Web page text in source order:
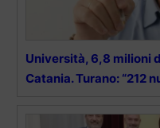
Università, 6,8 milioni
Catania. Turano: “212